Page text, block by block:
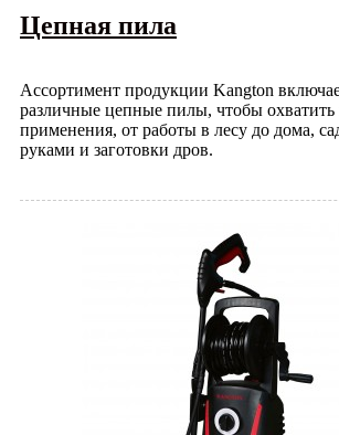
Цепная пила
Ассортимент продукции Kangton
различные цепные пилы, чтобы охватить
применения, от работы в лесу до дома,
руками и заготовки дров.